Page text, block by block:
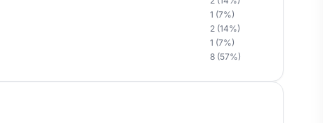
1 (7%)
2 (14%)
1 (7%)
8 (57%)